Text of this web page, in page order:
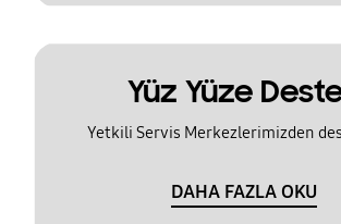
Yüz Yüze
Yetkili Servis Merkezlerimizden
DAHA FAZLA OKU